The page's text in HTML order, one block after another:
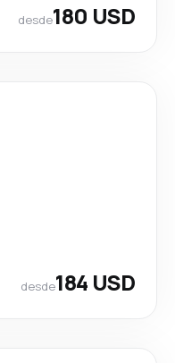
desde180 USD
desde184 USD